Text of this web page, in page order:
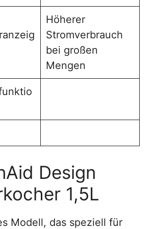
Höherer
Stromverbrauch
bei großen
Mengen
Design
1,5L
Modell, das speziell für